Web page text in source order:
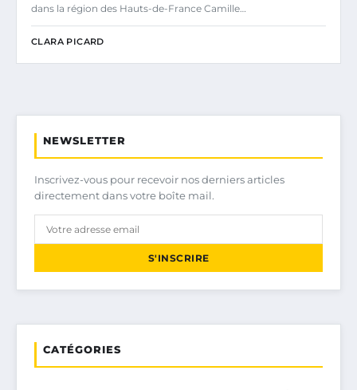
dans la région des Hauts-de-France Camille…
CLARA PICARD
NEWSLETTER
Inscrivez-vous pour recevoir nos derniers articles
directement dans votre boîte mail.
S'INSCRIRE
CATÉGORIES